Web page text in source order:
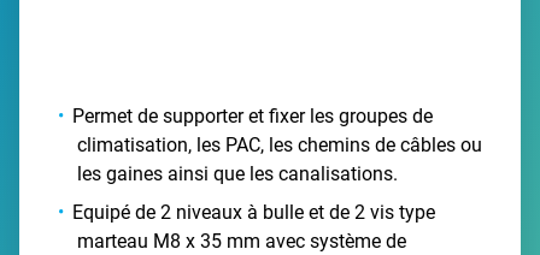
Permet de supporter et fixer les groupes de
climatisation, les PAC, les chemins de câbles ou
les gaines ainsi que les canalisations.
Equipé de 2 niveaux à bulle et de 2 vis type
marteau M8 x 35 mm avec système de